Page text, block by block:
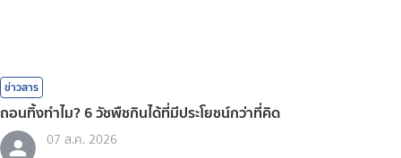
ข่าวสาร
ถอนทิ้งทำไม? 6 วัชพืชกินได้ที่มีประโยชน์กว่าที่คิด
07 ส.ค. 2026